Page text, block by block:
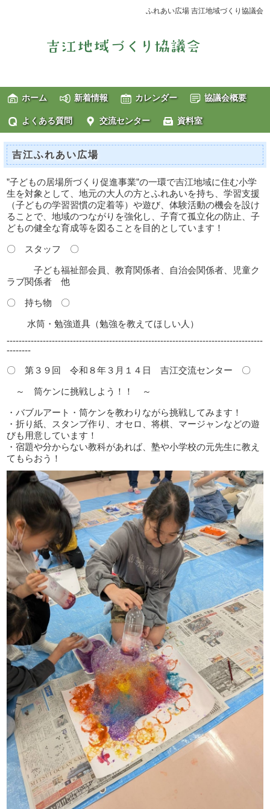
ふれあい広場 吉江地域づくり協議会
ホーム 新着情報 カレンダー 協議会概要
よくある質問 交流センター 資料室
吉江ふれあい広場
”子どもの居場所づくり促進事業”の一環で吉江地域に住む小学
生を対象として、地元の大人の方とふれあいを持ち、学習支援
（子どもの学習習慣の定着等）や遊び、体験活動の機会を設け
ることで、地域のつながりを強化し、子育て孤立化の防止、子
どもの健全な育成等を図ることを目的としています！
〇 スタッフ 〇
子ども福祉部会員、教育関係者、自治会関係者、児童ク
ラブ関係者 他
〇 持ち物 〇
水筒・勉強道具（勉強を教えてほしい人）
-------------------------------------------------------------------------------------
--------
〇 第３９回 令和８年３月１４日 吉江交流センター 〇
～ 筒ケンに挑戦しよう！！ ～
・バブルアート・筒ケンを教わりながら挑戦してみます！
・折り紙、スタンプ作り、オセロ、将棋、マージャンなどの遊
びも用意しています！
・宿題や分からない教科があれば、塾や小学校の元先生に教え
てもらおう！